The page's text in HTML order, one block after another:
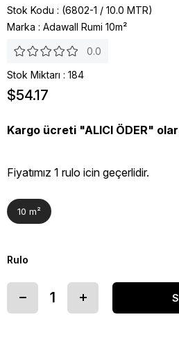
Stok Kodu
(6802-1 / 10.0 MTR)
Marka : Adawall Rumi 10m²
0.0
Stok Miktarı : 184
$54.17
Kargo ücreti "ALICI ÖDER"
Fiyatımız 1 rulo icin geçerlidir.
10 m²
Rulo